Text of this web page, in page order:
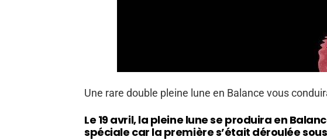
Une rare double pleine lune en Balance vous
Le 19 avril, la pleine lune se produira en
spéciale car la première s’était déroulée